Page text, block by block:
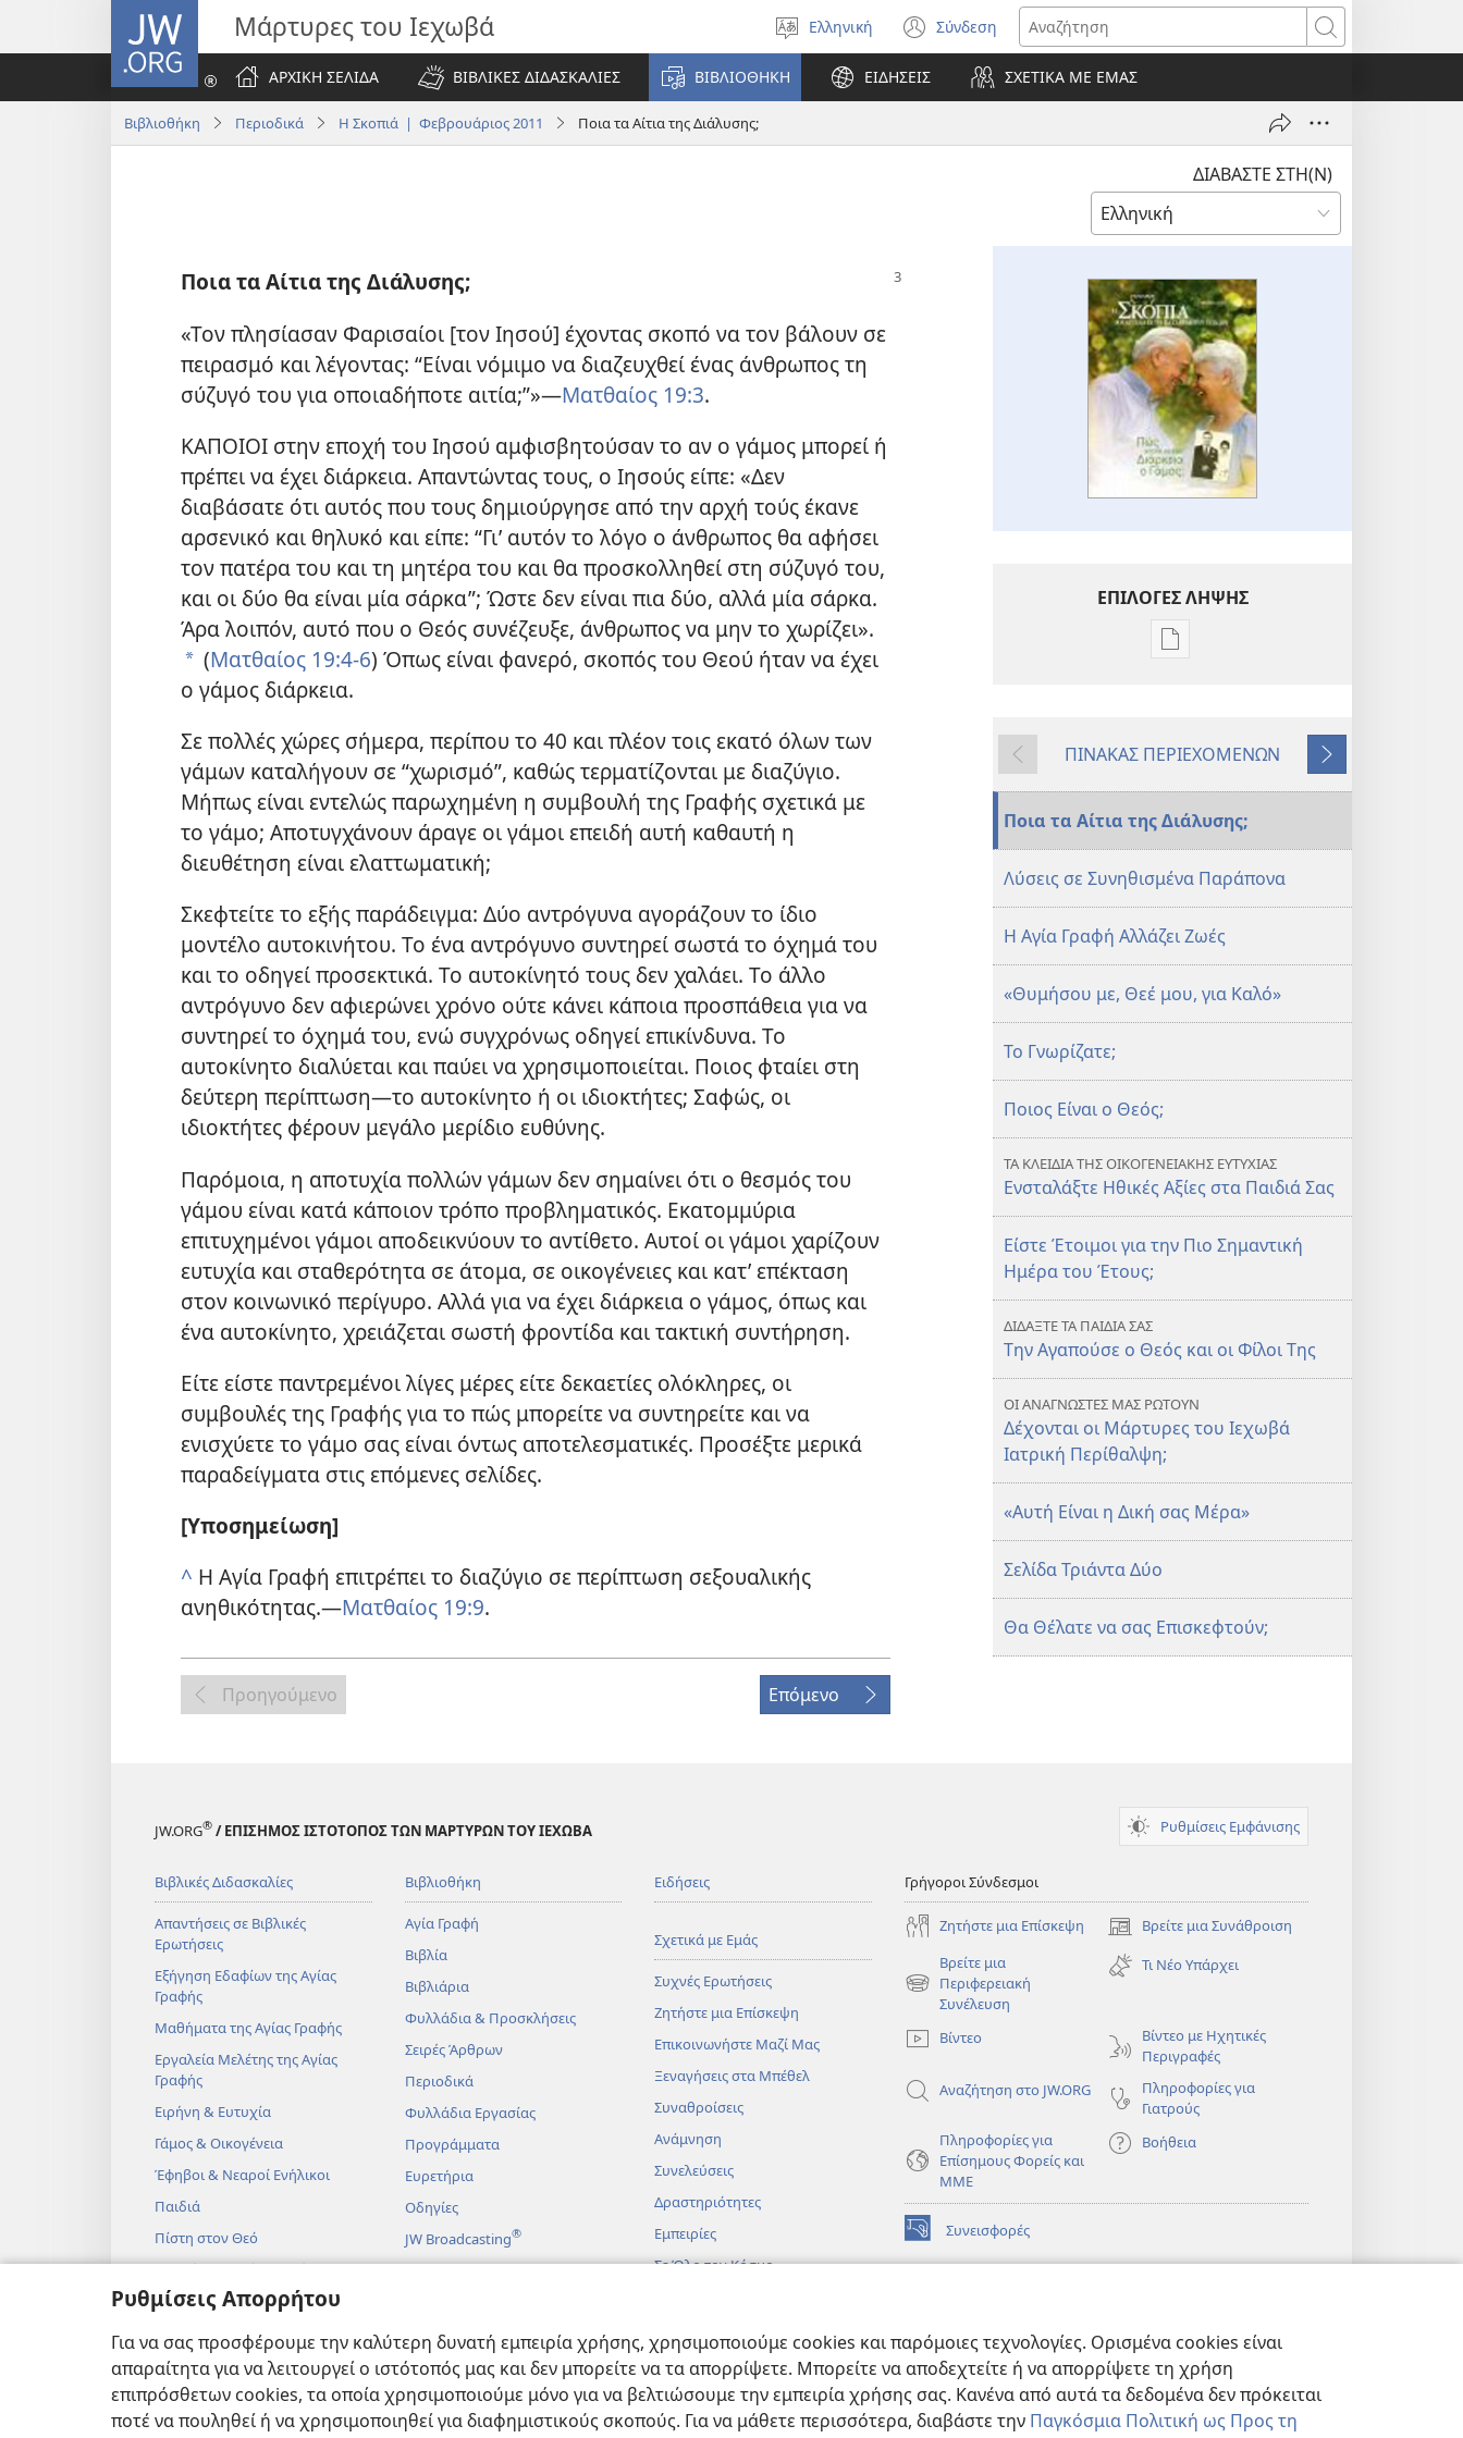
Ρυθμίσεις Απορρήτου
Για να σας προσφέρουμε την καλύτερη δυνατή εμπειρία χρήσης, χρησιμοποιούμε cookies και παρόμοιες τεχνολογίες. Ορισμένα cookies είναι
απαραίτητα για να λειτουργεί ο ιστότοπός μας και δεν μπορείτε να τα απορρίψετε. Μπορείτε να αποδεχτείτε ή να απορρίψετε τη χρήση
επιπρόσθετων cookies, τα οποία χρησιμοποιούμε μόνο για να βελτιώσουμε την εμπειρία χρήσης σας. Κανένα από αυτά τα δεδομένα δεν πρόκειται
ποτέ να πουληθεί ή να χρησιμοποιηθεί για διαφημιστικούς σκοπούς. Για να μάθετε περισσότερα, διαβάστε την Παγκόσμια Πολιτική ως Προς τη
JW.ORG Μάρτυρες του Ιεχωβά
Επιλέξτε
γλώσσα
Ελληνική Σύνδεση
(ανοίγει
νέο
παράθυρο)
Αναζήτηση
ΑΡΧΙΚΗ ΣΕΛΙΔΑ
ΒΙΒΛΙΚΕΣ ΔΙΔΑΣΚΑΛΙΕΣ ΒΙΒΛΙΟΘΗΚΗ ΕΙΔΗΣΕΙΣ ΣΧΕΤΙΚΑ ΜΕ ΕΜΑΣ
Βιβλιοθήκη Περιοδικά Η Σκοπιά | Φεβρουάριος 2011 Ποια τα Αίτια της Διάλυσης;
ΔΙΑΒΑΣΤΕ ΣΤΗ(Ν)
Ποια τα Αίτια της Διάλυσης;
«Τον πλησίασαν Φαρισαίοι [τον Ιησού] έχοντας σκοπό να τον βάλουν σε
πειρασμό και λέγοντας: “Είναι νόμιμο να διαζευχθεί ένας άνθρωπος τη
σύζυγό του για οποιαδήποτε αιτία;”»​—Ματθαίος 19:3.
ΚΑΠΟΙΟΙ στην εποχή του Ιησού αμφισβητούσαν το αν ο γάμος μπορεί ή
πρέπει να έχει διάρκεια. Απαντώντας τους, ο Ιησούς είπε: «Δεν
διαβάσατε ότι αυτός που τους δημιούργησε από την αρχή τούς έκανε
αρσενικό και θηλυκό και είπε: “Γι’ αυτόν το λόγο ο άνθρωπος θα αφήσει
τον πατέρα του και τη μητέρα του και θα προσκολληθεί στη σύζυγό του,
και οι δύο θα είναι μία σάρκα”; Ώστε δεν είναι πια δύο, αλλά μία σάρκα.
Άρα λοιπόν, αυτό που ο Θεός συνέζευξε, άνθρωπος να μην το χωρίζει».
* (Ματθαίος 19:4-6) Όπως είναι φανερό, σκοπός του Θεού ήταν να έχει
ο γάμος διάρκεια.
Σε πολλές χώρες σήμερα, περίπου το 40 και πλέον τοις εκατό όλων των
γάμων καταλήγουν σε “χωρισμό”, καθώς τερματίζονται με διαζύγιο.
Μήπως είναι εντελώς παρωχημένη η συμβουλή της Γραφής σχετικά με
το γάμο; Αποτυγχάνουν άραγε οι γάμοι επειδή αυτή καθαυτή η
διευθέτηση είναι ελαττωματική;
Σκεφτείτε το εξής παράδειγμα: Δύο αντρόγυνα αγοράζουν το ίδιο
μοντέλο αυτοκινήτου. Το ένα αντρόγυνο συντηρεί σωστά το όχημά του
και το οδηγεί προσεκτικά. Το αυτοκίνητό τους δεν χαλάει. Το άλλο
αντρόγυνο δεν αφιερώνει χρόνο ούτε κάνει κάποια προσπάθεια για να
συντηρεί το όχημά του, ενώ συγχρόνως οδηγεί επικίνδυνα. Το
αυτοκίνητο διαλύεται και παύει να χρησιμοποιείται. Ποιος φταίει στη
δεύτερη περίπτωση​—το αυτοκίνητο ή οι ιδιοκτήτες; Σαφώς, οι
ιδιοκτήτες φέρουν μεγάλο μερίδιο ευθύνης.
Παρόμοια, η αποτυχία πολλών γάμων δεν σημαίνει ότι ο θεσμός του
γάμου είναι κατά κάποιον τρόπο προβληματικός. Εκατομμύρια
επιτυχημένοι γάμοι αποδεικνύουν το αντίθετο. Αυτοί οι γάμοι χαρίζουν
ευτυχία και σταθερότητα σε άτομα, σε οικογένειες και κατ’ επέκταση
στον κοινωνικό περίγυρο. Αλλά για να έχει διάρκεια ο γάμος, όπως και
ένα αυτοκίνητο, χρειάζεται σωστή φροντίδα και τακτική συντήρηση.
Είτε είστε παντρεμένοι λίγες μέρες είτε δεκαετίες ολόκληρες, οι
συμβουλές της Γραφής για το πώς μπορείτε να συντηρείτε και να
ενισχύετε το γάμο σας είναι όντως αποτελεσματικές. Προσέξτε μερικά
παραδείγματα στις επόμενες σελίδες.
[Υποσημείωση]
^ Η Αγία Γραφή επιτρέπει το διαζύγιο σε περίπτωση σεξουαλικής
ανηθικότητας.​—Ματθαίος 19:9.
Προηγούμενο Επόμενο
ΕΠΙΛΟΓΕΣ ΛΗΨΗΣ
Επιλογές
ΣΚΟΠΙΑ
Φεβρουάριος 2011
Προηγούμενο
ΠΙΝΑΚΑΣ ΠΕΡΙΕΧΟΜΕΝΩΝ
Επόμενο
Ποια τα Αίτια της Διάλυσης;
Λύσεις σε Συνηθισμένα Παράπονα
Η Αγία Γραφή Αλλάζει Ζωές
«Θυμήσου με, Θεέ μου, για Καλό»
Το Γνωρίζατε;
Ποιος Είναι ο Θεός;
ΤΑ ΚΛΕΙΔΙΑ ΤΗΣ ΟΙΚΟΓΕΝΕΙΑΚΗΣ ΕΥΤΥΧΙΑΣ
Ενσταλάξτε Ηθικές Αξίες στα Παιδιά Σας
Είστε Έτοιμοι για την Πιο Σημαντική
Ημέρα του Έτους;
ΔΙΔΑΞΤΕ ΤΑ ΠΑΙΔΙΑ ΣΑΣ
Την Αγαπούσε ο Θεός και οι Φίλοι Της
ΟΙ ΑΝΑΓΝΩΣΤΕΣ ΜΑΣ ΡΩΤΟΥΝ
Δέχονται οι Μάρτυρες του Ιεχωβά
Ιατρική Περίθαλψη;
«Αυτή Είναι η Δική σας Μέρα»
Σελίδα Τριάντα Δύο
Θα Θέλατε να σας Επισκεφτούν;
JW.ORG® / ΕΠΙΣΗΜΟΣ ΙΣΤΟΤΟΠΟΣ ΤΩΝ ΜΑΡΤΥΡΩΝ ΤΟΥ ΙΕΧΩΒΑ Ρυθμίσεις Εμφάνισης
Βιβλικές Διδασκαλίες
Απαντήσεις σε Βιβλικές
Ερωτήσεις
Εξήγηση Εδαφίων της Αγίας
Γραφής
Μαθήματα της Αγίας Γραφής
Εργαλεία Μελέτης της Αγίας
Γραφής
Ειρήνη & Ευτυχία
Γάμος & Οικογένεια
Έφηβοι & Νεαροί Ενήλικοι
Παιδιά
Πίστη στον Θεό
Επιστήμη & Αγία Γραφή
Ιστορία & Αγία Γραφή
Βιβλιοθήκη
Αγία Γραφή
Βιβλία
Βιβλιάρια
Φυλλάδια & Προσκλήσεις
Σειρές Άρθρων
Περιοδικά
Φυλλάδια Εργασίας
Προγράμματα
Ευρετήρια
Οδηγίες
JW Broadcasting®
Βίντεο
Ηχητικά Δράματα
Δραματοποιημένες Βιβλικές
Αναγνώσεις
Ειδήσεις
Σχετικά με Εμάς
Συχνές Ερωτήσεις
Ζητήστε μια Επίσκεψη
Επικοινωνήστε Μαζί Μας
Ξεναγήσεις στα Μπέθελ
Συναθροίσεις
Ανάμνηση
Συνελεύσεις
Δραστηριότητες
Εμπειρίες
Σε Όλο τον Κόσμο
Γρήγοροι Σύνδεσμοι
Ζητήστε μια Επίσκεψη Βρείτε μια Συνάθροιση
(ανοίγει
νέο
παράθυρο)
Βρείτε μια
Περιφερειακή
Συνέλευση
(ανοίγει
παράθυρο)
Τι Νέο Υπάρχει
Βίντεο
Βίντεο με Ηχητικές
Περιγραφές
Αναζήτηση στο JW.ORG
Πληροφορίες για
Γιατρούς
Πληροφορίες για
Επίσημους Φορείς και
ΜΜΕ
Βοήθεια
Συνεισφορές
(ανοίγει
νέο
νέο
παράθυρο)
παράθυρο)
JW Library ®
Βιβλιοθήκη της
Σκοπιάς